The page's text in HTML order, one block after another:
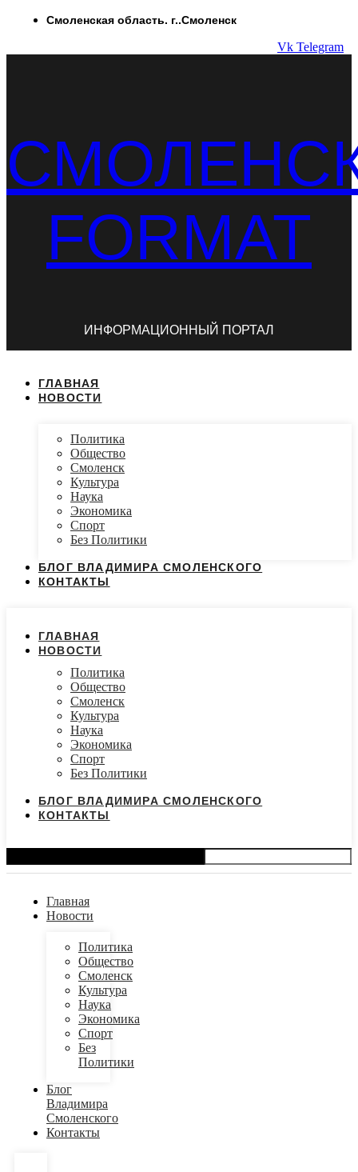
ПерейтиСмоленская область. г..Смоленск
Vk Telegram
FORMAT
ИНФОРМАЦИОННЫЙ ПОРТАЛ
ГЛАВНАЯ
НОВОСТИ
Политика
Общество
Смоленск
Культура
Наука
Экономика
Спорт
Без Политики
БЛОГ ВЛАДИМИРА СМОЛЕНСКОГО
КОНТАКТЫ
ГЛАВНАЯ
НОВОСТИ
Политика
Общество
Смоленск
Культура
Наука
Экономика
Спорт
Без Политики
БЛОГ ВЛАДИМИРА СМОЛЕНСКОГО
КОНТАКТЫ
Главная
Новости
Политика
Общество
Смоленск
Культура
Наука
Экономика
Спорт
Без
Политики
Блог
Владимира
Смоленского
Контакты